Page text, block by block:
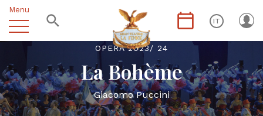
Menu
IT
OPERA 2023/ 24
La Bohème
Giacomo Puccini